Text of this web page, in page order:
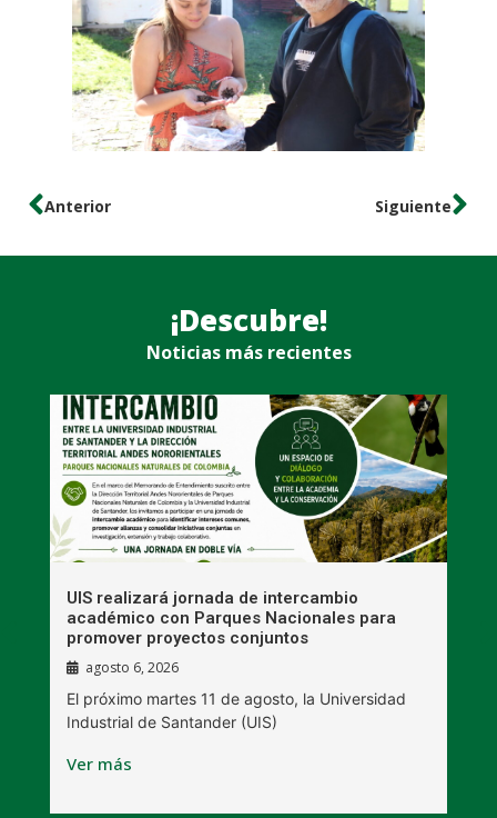
Anterior Siguiente
¡Descubre!
Noticias más recientes
UIS realizará jornada de intercambio
académico con Parques Nacionales para
promover proyectos conjuntos
agosto 6, 2026
El próximo martes 11 de agosto, la Universidad
Industrial de Santander (UIS)
Ver más